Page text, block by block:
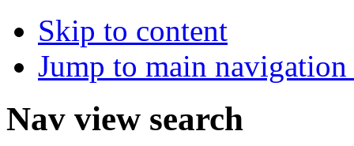
Skip to content
Jump to main
Nav view search